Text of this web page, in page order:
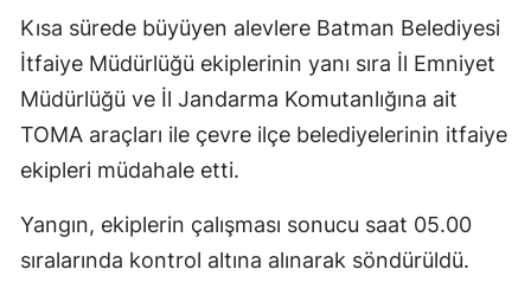
Elazığ
Erzurum
Gaziantep
Kısa sürede büyüyen alevlere Batman Belediyesi
İtfaiye Müdürlüğü ekiplerinin yanı sıra İl Emniyet
Müdürlüğü ve İl Jandarma Komutanlığına ait
TOMA araçları ile çevre ilçe belediyelerinin itfaiye
ekipleri müdahale etti.
Yangın, ekiplerin çalışması sonucu saat 05.00
sıralarında kontrol altına alınarak söndürüldü.